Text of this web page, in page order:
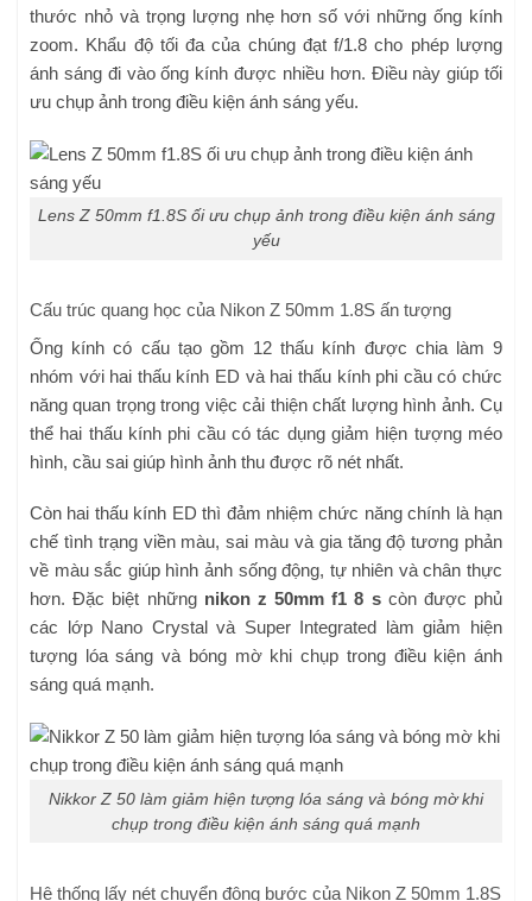
thước nhỏ và trọng lượng nhẹ hơn số với những ống kính
zoom. Khẩu độ tối đa của chúng đạt f/1.8 cho phép lượng
ánh sáng đi vào ống kính được nhiều hơn. Điều này giúp tối
ưu chụp ảnh trong điều kiện ánh sáng yếu.
Lens Z 50mm f1.8S ối ưu chụp ảnh trong điều kiện ánh sáng
yếu
Cấu trúc quang học của Nikon Z 50mm 1.8S ấn tượng
Ống kính có cấu tạo gồm 12 thấu kính được chia làm 9
nhóm với hai thấu kính ED và hai thấu kính phi cầu có chức
năng quan trọng trong việc cải thiện chất lượng hình ảnh. Cụ
thể hai thấu kính phi cầu có tác dụng giảm hiện tượng méo
hình, cầu sai giúp hình ảnh thu được rõ nét nhất.
Còn hai thấu kính ED thì đảm nhiệm chức năng chính là hạn
chế tình trạng viền màu, sai màu và gia tăng độ tương phản
về màu sắc giúp hình ảnh sống động, tự nhiên và chân thực
hơn. Đặc biệt những nikon z 50mm f1 8 scòn được phủ
các lớp Nano Crystal và Super Integrated làm giảm hiện
tượng lóa sáng và bóng mờ khi chụp trong điều kiện ánh
sáng quá mạnh.
Nikkor Z 50 làm giảm hiện tượng lóa sáng và bóng mờ khi
chụp trong điều kiện ánh sáng quá mạnh
Hệ thống lấy nét chuyển động bước của Nikon Z 50mm 1.8S